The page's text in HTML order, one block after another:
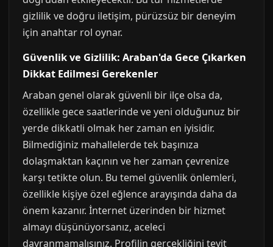
gizlilik ve doğru iletişim, pürüzsüz bir deneyim
için anahtar rol oynar.
Güvenlik ve Gizlilik: Araban'da Gece Çıkarken
Dikkat Edilmesi Gerekenler
Araban genel olarak güvenli bir ilçe olsa da,
özellikle gece saatlerinde ve yeni olduğunuz bir
yerde dikkatli olmak her zaman en iyisidir.
Bilmediğiniz mahallelerde tek başınıza
dolaşmaktan kaçının ve her zaman çevrenize
karşı tetikte olun. Bu temel güvenlik önlemleri,
özellikle kişiye özel eğlence arayışında daha da
önem kazanır. İnternet üzerinden bir hizmet
almayı düşünüyorsanız, aceleci
davranmamalısınız. Profilin gerçekliğini teyit